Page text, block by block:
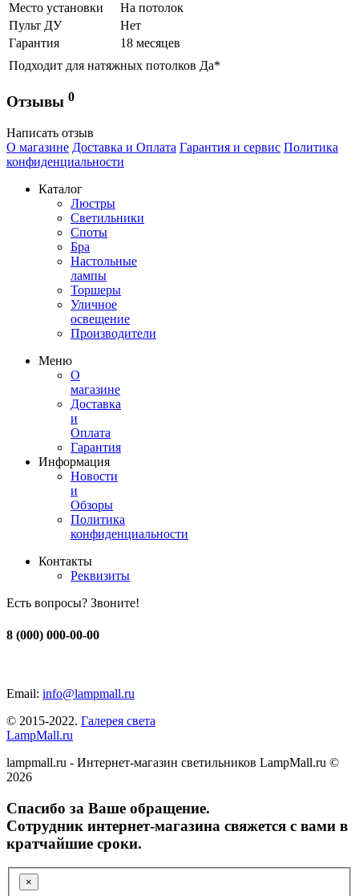
Место установки
На потолок
Пульт ДУ
Нет
Гарантия
18 месяцев
Подходит для натяжных потолков Да*
Отзывы 0
Написать отзыв
О магазине Доставка и Оплата Гарантия и сервис Политика
конфиденциальности
Каталог
Люстры
Светильники
Споты
Бра
Настольные
лампы
Торшеры
Уличное
освещение
Производители
Меню
О
магазине
Доставка
и
Оплата
Гарантия
Информация
Новости
и
Обзоры
Политика
конфиденциальности
Контакты
Реквизиты
Есть вопросы? Звоните!
8 (000) 000-00-00
Email: info@lampmall.ru
© 2015-2022. Галерея света
LampMall.ru
lampmall.ru - Интернет-магазин светильников LampMall.ru ©
2026
Спасибо за Ваше обращение.
Сотрудник интернет-магазина свяжется с вами в
кратчайшие сроки.
×